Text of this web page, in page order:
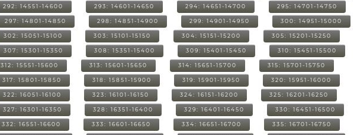
292: 14551-14600 293: 14601-14650 294: 14651-14700 295: 14701-14750
297: 14801-14850 298: 14851-14900 299: 14901-14950 300: 14951-15000
302: 15051-15100 303: 15101-15150 304: 15151-15200 305: 15201-15250
307: 15301-15350 308: 15351-15400 309: 15401-15450 310: 15451-15500
312: 15551-15600 313: 15601-15650 314: 15651-15700 315: 15701-15750
317: 15801-15850 318: 15851-15900 319: 15901-15950 320: 15951-16000
322: 16051-16100 323: 16101-16150 324: 16151-16200 325: 16201-16250
327: 16301-16350 328: 16351-16400 329: 16401-16450 330: 16451-16500
332: 16551-16600 333: 16601-16650 334: 16651-16700 335: 16701-16750